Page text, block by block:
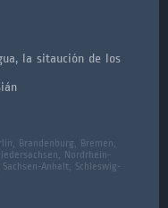
la sitaución de los
Brandenburg, Bremen,
Nordrhein-
Anhalt, Schleswig-